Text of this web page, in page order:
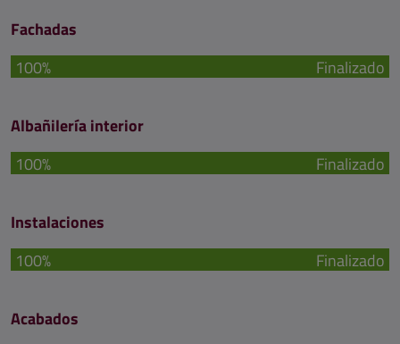
Fachadas
100%
Finalizado
Albañilería interior
100%
Finalizado
Instalaciones
100%
Finalizado
Acabados